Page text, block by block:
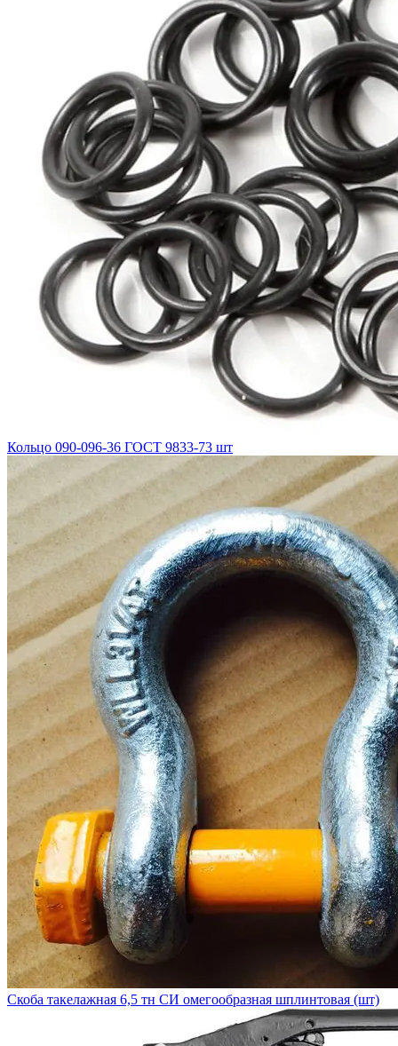
Кольцо 090-096-36 ГОСТ 9833-73 шт
Скоба такелажная 6,5 тн СИ омегообразная шплинтовая (шт)